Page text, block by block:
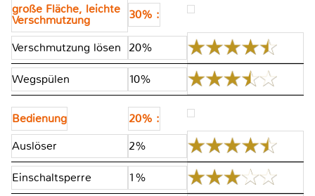
große Fläche, leichte
Verschmutzung 30% :
Verschmutzung lösen 20%
Wegspülen 10%
Bedienung
20% :
Auslöser
2%
Einschaltsperre 1%